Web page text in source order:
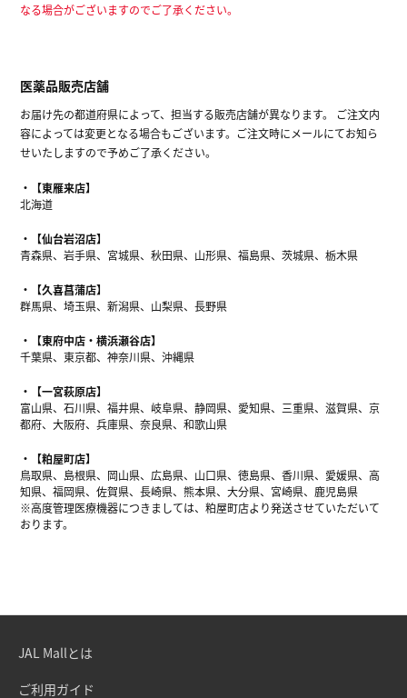
なる場合がございますのでご了承ください。
医薬品販売店舗
お届け先の都道府県によって、担当する販売店舗が異なります。 ご注文内
容によっては変更となる場合もございます。ご注文時にメールにてお知ら
せいたしますので予めご了承ください。
【東雁来店】
北海道
【仙台岩沼店】
青森県、岩手県、宮城県、秋田県、山形県、福島県、茨城県、栃木県
【久喜菖蒲店】
群馬県、埼玉県、新潟県、山梨県、長野県
【東府中店・横浜瀬谷店】
千葉県、東京都、神奈川県、沖縄県
【一宮萩原店】
富山県、石川県、福井県、岐阜県、静岡県、愛知県、三重県、滋賀県、京
都府、大阪府、兵庫県、奈良県、和歌山県
【粕屋町店】
鳥取県、島根県、岡山県、広島県、山口県、徳島県、香川県、愛媛県、高
知県、福岡県、佐賀県、長崎県、熊本県、大分県、宮崎県、鹿児島県
※高度管理医療機器につきましては、粕屋町店より発送させていただいて
おります。
JAL Mallとは
ご利用ガイド